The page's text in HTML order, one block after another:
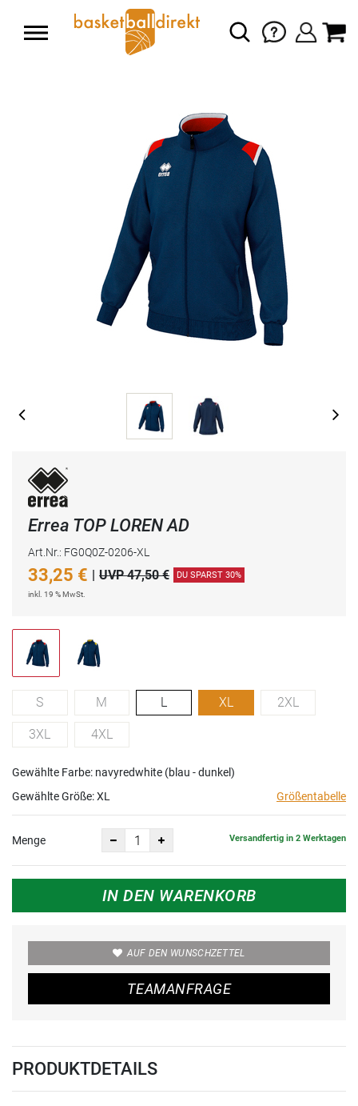
Errea TOP LOREN AD
Art.Nr.: FG0Q0Z-0206-XL
33,25 € | UVP 47,50 € DU SPARST 30%
inkl. 19 % MwSt.
S M L XL 2XL
3XL 4XL
Gewählte Farbe: navyredwhite (blau - dunkel)
Gewählte Größe:XL Größentabelle
Menge Versandfertig in 2 Werktagen
IN DEN WARENKORB
AUF DEN WUNSCHZETTEL
TEAMANFRAGE
PRODUKTDETAILS